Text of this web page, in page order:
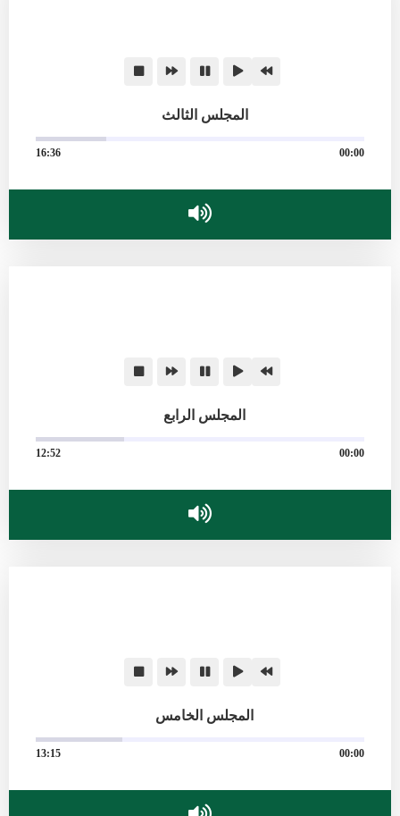
المجلس الثالث
00:00
16:36
المجلس الرابع
00:00
12:52
المجلس الخامس
00:00
13:15